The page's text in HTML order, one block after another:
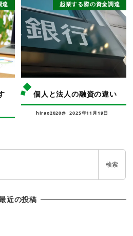
達 起業する際の資金調達
個人と法人の融資の違い
hirao2020@ 2025年11月19日
検索
近の投稿